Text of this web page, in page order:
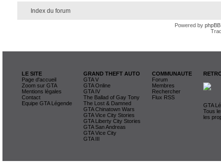
Index du forum
Powered by phpBB
LE SITE
Page d'accueil
Zoom sur GTA
Mentions légales
Contact
Equipe GTA Légende
GRAND THEFT AUTO
GTA V
GTA Online
GTA IV
The Ballad of Gay Tony
The Lost & Damned
GTA Chinatown Wars
GTA Vice City Stories
GTA Liberty City Stories
GTA San Andreas
GTA Vice City
GTA III
COMMUNAUTE
Forum
Membres
Rechercher
Flux RSS
GTA
Tous
les